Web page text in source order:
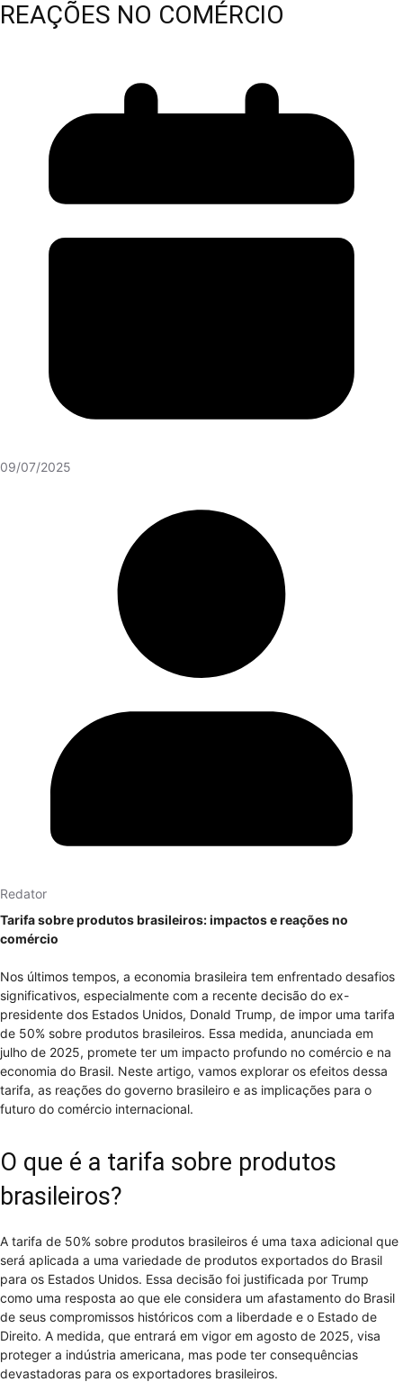
REAÇÕES NO COMÉRCIO
09/07/2025
Redator
Tarifa sobre produtos brasileiros: impactos e reações no
comércio
Nos últimos tempos, a economia brasileira tem enfrentado desafios
significativos, especialmente com a recente decisão do ex-
presidente dos Estados Unidos, Donald Trump, de impor uma tarifa
de 50% sobre produtos brasileiros. Essa medida, anunciada em
julho de 2025, promete ter um impacto profundo no comércio e na
economia do Brasil. Neste artigo, vamos explorar os efeitos dessa
tarifa, as reações do governo brasileiro e as implicações para o
futuro do comércio internacional.
O que é a tarifa sobre produtos
brasileiros?
A tarifa de 50% sobre produtos brasileiros é uma taxa adicional que
será aplicada a uma variedade de produtos exportados do Brasil
para os Estados Unidos. Essa decisão foi justificada por Trump
como uma resposta ao que ele considera um afastamento do Brasil
de seus compromissos históricos com a liberdade e o Estado de
Direito. A medida, que entrará em vigor em agosto de 2025, visa
proteger a indústria americana, mas pode ter consequências
devastadoras para os exportadores brasileiros.